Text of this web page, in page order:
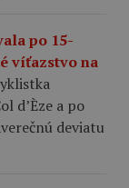
po 15-
víťazstvo na
d’Èze a po
deviatu